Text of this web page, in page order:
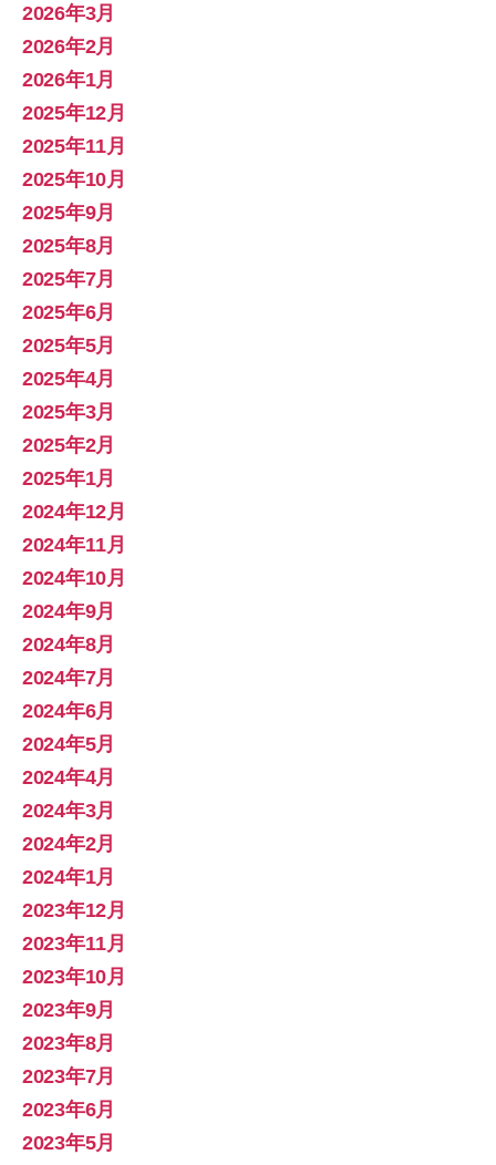
2026年3月
2026年2月
2026年1月
2025年12月
2025年11月
2025年10月
2025年9月
2025年8月
2025年7月
2025年6月
2025年5月
2025年4月
2025年3月
2025年2月
2025年1月
2024年12月
2024年11月
2024年10月
2024年9月
2024年8月
2024年7月
2024年6月
2024年5月
2024年4月
2024年3月
2024年2月
2024年1月
2023年12月
2023年11月
2023年10月
2023年9月
2023年8月
2023年7月
2023年6月
2023年5月